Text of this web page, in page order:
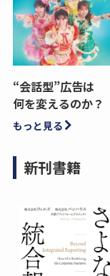
“会話型”広告は
何を変えるのか？
もっと見る
新刊書籍